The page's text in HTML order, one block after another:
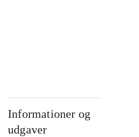
Informationer og
udgaver